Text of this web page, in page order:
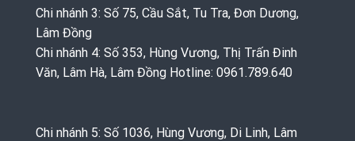
Chi nhánh 3: Số 75, Cầu Sắt, Tu Tra, Đơn Dương,
Lâm Đồng
Chi nhánh 4: Số 353, Hùng Vương, Thị Trấn Đinh
Văn, Lâm Hà, Lâm Đồng Hotline: 0961.789.640
Chi nhánh 5: Số 1036, Hùng Vương, Di Linh, Lâm